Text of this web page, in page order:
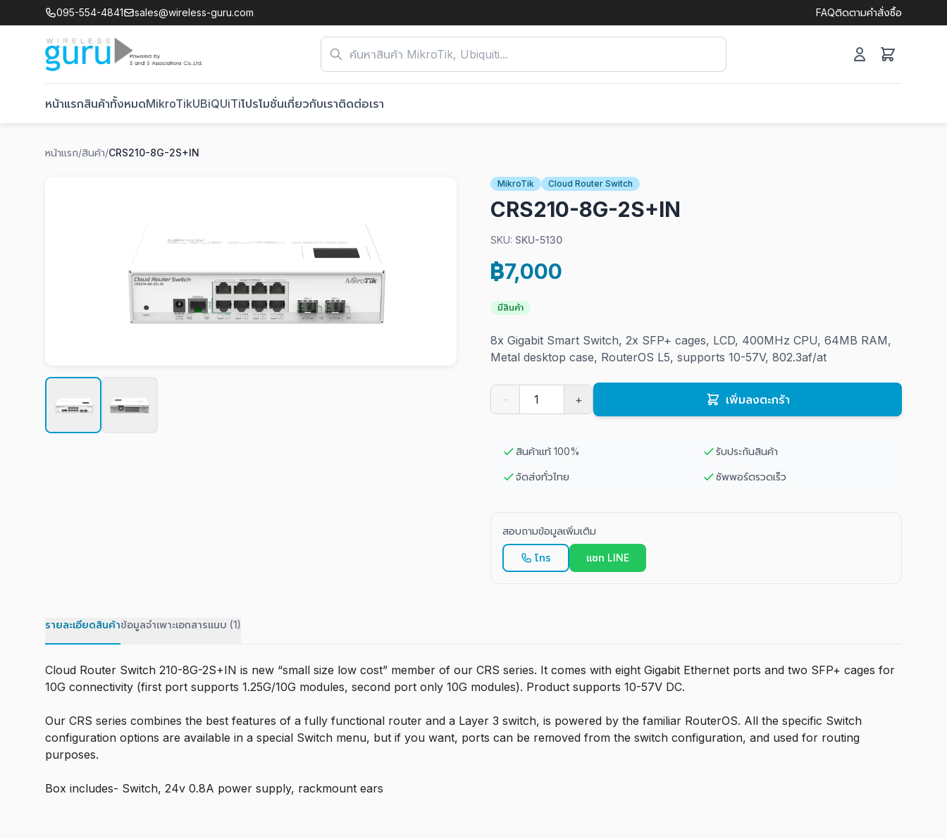
095-554-4841 sales@wireless-guru.com FAQติดตามคำสั่งซื้อ
หน้าแรกสินค้าทั้งหมดMikroTikUBiQUiTiโปรโมชั่นเกี่ยวกับเราติดต่อเรา
หน้าแรก/สินค้า/CRS210-8G-2S+IN
MikroTik Cloud Router Switch
CRS210-8G-2S+IN
SKU: SKU-5130
฿7,000
มีสินค้า
8x Gigabit Smart Switch, 2x SFP+ cages, LCD, 400MHz CPU, 64MB RAM,
Metal desktop case, RouterOS L5, supports 10-57V, 802.3af/at
- + เพิ่มลงตะกร้า
สินค้าแท้ 100% รับประกันสินค้า
จัดส่งทั่วไทย ซัพพอร์ตรวดเร็ว
สอบถามข้อมูลเพิ่มเติม
โทร แชท LINE
รายละเอียดสินค้าข้อมูลจำเพาะเอกสารแนบ (1)
Cloud Router Switch 210-8G-2S+IN is new “small size low cost” member of our CRS series. It comes with eight Gigabit Ethernet ports and two SFP+ cages for
10G connectivity (first port supports 1.25G/10G modules, second port only 10G modules). Product supports 10-57V DC.
Our CRS series combines the best features of a fully functional router and a Layer 3 switch, is powered by the familiar RouterOS. All the specific Switch
configuration options are available in a special Switch menu, but if you want, ports can be removed from the switch configuration, and used for routing
purposes.
Box includes- Switch, 24v 0.8A power supply, rackmount ears